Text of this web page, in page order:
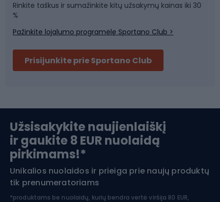
Slidinėjimas
Apranga žiemos sportui
Šiaurietiškas ėjimas
Rinkite taškus ir sumažinkite kitų užsakymų kainas iki 30
%
Pažinkite lojalumo programėlę Sportano Club >
Prisijunkite prie Sportano Club
Užsisakykite naujienlaiškį
ir gaukite 8 EUR nuolaidą
pirkimams!*
Unikalios nuolaidos ir prieiga prie naujų produktų
tik prenumeratoriams
*produktams be nuolaidų, kurių bendra vertė viršija 80 EUR,